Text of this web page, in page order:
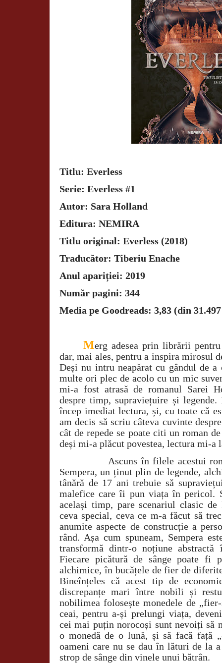
Titlu: Everless
Serie: Everless #1
Autor: Sara Holland
Editura: NEMIRA
Titlu original: Everless (2018)
Traducător: Tiberiu Enache
Anul apariției: 2019
Număr pagini: 344
Media pe Goodreads: 3,83 (din
Merg adesea prin librării
dar, mai ales, pentru a inspira mirosul
Deși nu intru neapărat cu gândul de a
multe ori plec de acolo cu un mic
mi-a fost atrasă de romanul Sarei
despre timp, supraviețuire și legende.
încep imediat lectura, și, cu toate că
am decis să scriu câteva cuvinte
cât de repede se poate citi un roman
deși mi-a plăcut povestea, lectura mi-a
Ascuns în filele acestui
Sempera, un ținut plin de legende,
tânără de 17 ani trebuie să
malefice care îi pun viața în pericol.
același timp, pare scenariul clasic de
ceva special, ceva ce m-a făcut să
anumite aspecte de construcție a
rând. Așa cum spuneam, Sempera
transformă dintr-o noțiune abstractă
Fiecare picătură de sânge poate fi
alchimice, în bucățele de fier de
Bineînțeles că acest tip de
discrepanțe mari între nobili și
nobilimea folosește monedele de
ceai, pentru a-și prelungi viața,
cei mai puțin norocoși sunt nevoiți să
o monedă de o lună, și să facă față
oameni care nu se dau în lături de la
strop de sânge din vinele unui bătrân.